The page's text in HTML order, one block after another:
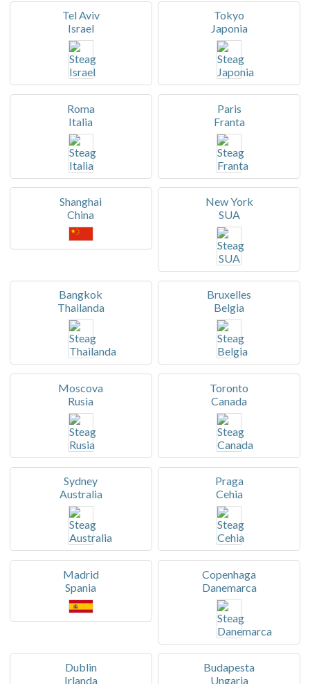
Tel Aviv
Israel
Tokyo
Japonia
Roma
Italia
Paris
Franta
Shanghai
China
New York
SUA
Bangkok
Thailanda
Bruxelles
Belgia
Moscova
Rusia
Toronto
Canada
Sydney
Australia
Praga
Cehia
Madrid
Spania
Copenhaga
Danemarca
Dublin
Irlanda
Budapesta
Ungaria